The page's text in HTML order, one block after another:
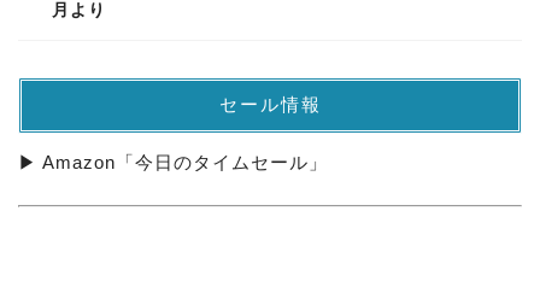
月より
セール情報
▶ Amazon「今日のタイムセール」